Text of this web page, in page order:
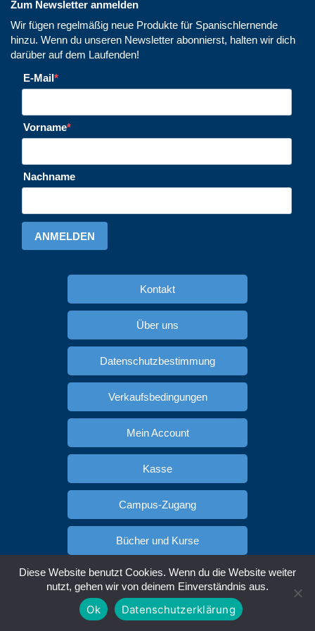
Zum Newsletter anmelden
Wir fügen regelmäßig neue Produkte für Spanischlernende
hinzu. Wenn du unseren Newsletter abonnierst, halten wir dich
darüber auf dem Laufenden!
E-Mail
Vorname
Nachname
ANMELDEN
Kontakt
Über uns
Datenschutzbestimmung
Verkaufsbedingungen
Mein Account
Kasse
Campus-Zugang
Bücher und Kurse
Zusammenarbeit
Ukrainisch lernen
Russisch lernen
Diese Website benutzt Cookies. Wenn du die Website weiter
nutzt, gehen wir von deinem Einverständnis aus.
Ok Datenschutzerklärung